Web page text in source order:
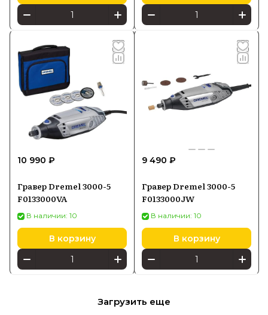
10 990 ₽
Гравер Dremel 3000-5
F0133000VA
В наличии: 10
В корзину
9 490 ₽
Гравер Dremel 3000-5
F0133000JW
В наличии: 10
В корзину
Загрузить еще